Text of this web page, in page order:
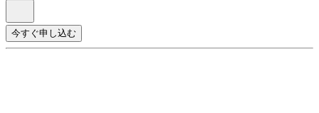
今すぐ申し込む